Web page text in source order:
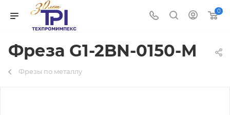
0
Фреза G1-2BN-0150-M
Фрезы по металлу